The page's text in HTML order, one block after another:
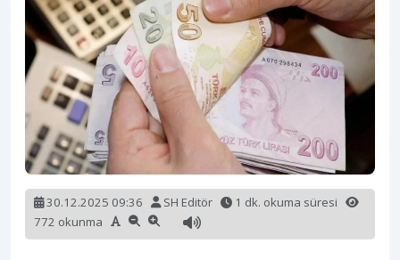
30.12.2025 09:36 SH Editör
1 dk. okuma süresi
772 okunma